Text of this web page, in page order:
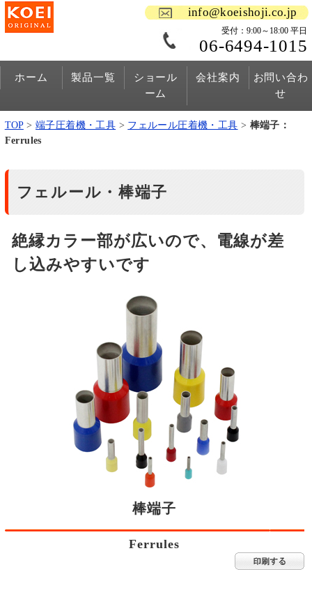
info@koeishoji.co.jp
受付：9:00～18:00 平日
06-6494-1015
ホーム 製品一覧
ショール
ーム
会社案内
お問い合わ
せ
TOP>端子圧着機・工具 > フェルール圧着機・工具 > 棒端子：
Ferrules
フェルール・棒端子
絶縁カラー部が広いので、電線が差
し込みやすいです
棒端子
Ferrules